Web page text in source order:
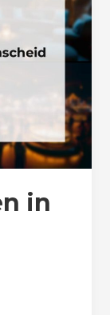
in